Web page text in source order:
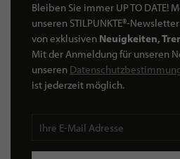
Bleiben Sie immer UP TO DATE!
unseren STILPUNKTE®-
von exklusiven Neuigkeiten,
Mit der Anmeldung für unseren
unseren
ist jederzeit möglich.